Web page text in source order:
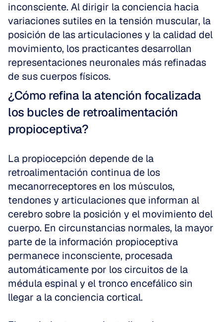
inconsciente. Al dirigir la conciencia hacia
variaciones sutiles en la tensión muscular, la
posición de las articulaciones y la calidad del
movimiento, los practicantes desarrollan
representaciones neuronales más refinadas
de sus cuerpos físicos.
¿Cómo refina la atención focalizada
los bucles de retroalimentación
propioceptiva?
La propiocepción depende de la
retroalimentación continua de los
mecanorreceptores en los músculos,
tendones y articulaciones que informan al
cerebro sobre la posición y el movimiento del
cuerpo. En circunstancias normales, la mayor
parte de la información propioceptiva
permanece inconsciente, procesada
automáticamente por los circuitos de la
médula espinal y el tronco encefálico sin
llegar a la conciencia cortical.